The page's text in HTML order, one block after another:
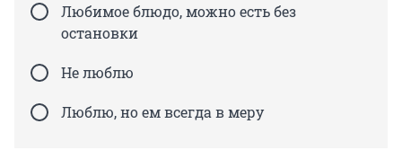
Любимое блюдо, можно есть без
остановки
Не люблю
Люблю, но ем всегда в меру